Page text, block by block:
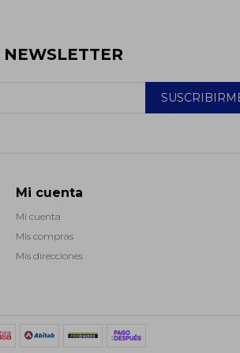
Mi cuenta
Mi cuenta
Mis compras
Mis direcciones
NEWSLETTER